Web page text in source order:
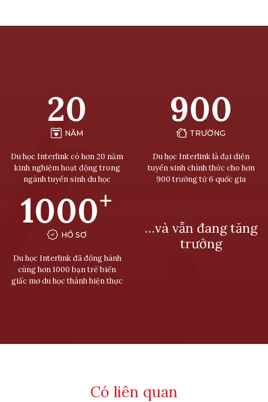
20
NĂM
Du học Interlink có hơn 20 năm
kinh nghiệm hoạt động trong
ngành tuyển sinh du học
900
TRƯỜNG
Du học Interlink là đại diện
tuyển sinh chính thức cho hơn
900 trường từ 6 quốc gia
1000+
HỒ SƠ
Du học Interlink đã đồng hành
cùng hơn 1000 bạn trẻ biến
giấc mơ du học thành hiện thực
…và vẫn đang tăng
trưởng
Có liên quan